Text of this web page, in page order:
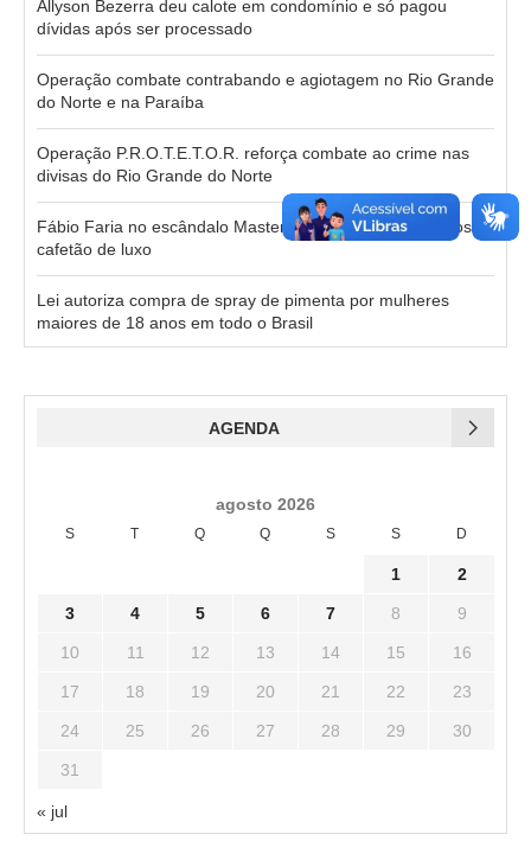
Allyson Bezerra deu calote em condomínio e só pagou
dívidas após ser processado
Operação combate contrabando e agiotagem no Rio Grande
do Norte e na Paraíba
Operação P.R.O.T.E.T.O.R. reforça combate ao crime nas
divisas do Rio Grande do Norte
Fábio Faria no escândalo Master: de negócios milionários a
cafetão de luxo
Lei autoriza compra de spray de pimenta por mulheres
maiores de 18 anos em todo o Brasil
AGENDA
agosto 2026
S T Q Q S S D
1 2
3 4 5 6 7 8 9
10 11 12 13 14 15 16
17 18 19 20 21 22 23
24 25 26 27 28 29 30
31
« jul